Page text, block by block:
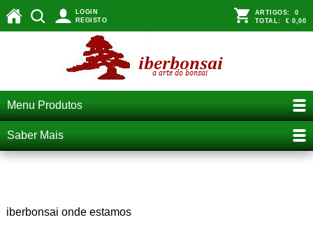
LOGIN
REGISTO
ARTIGOS: 0
TOTAL: € 0,00
Menu Produtos
Saber Mais
iberbonsai onde estamos